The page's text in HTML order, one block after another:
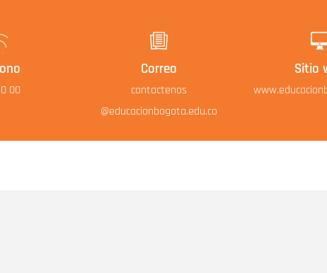
00
Correo
contactenos
@educacionbogota.edu.co
Sitio